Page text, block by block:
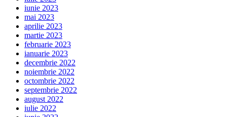
iunie 2023
mai 2023
aprilie 2023
martie 2023
februarie 2023
ianuarie 2023
decembrie 2022
noiembrie 2022
octombrie 2022
septembrie 2022
august 2022
iulie 2022